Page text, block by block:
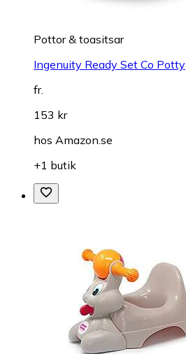
Pottor & toasitsar
Ingenuity Ready Set Co Potty
fr.
153 kr
hos Amazon.se
+1 butik